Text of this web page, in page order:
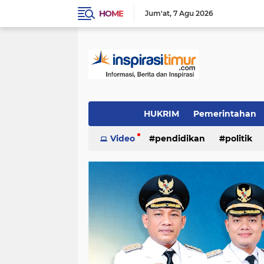
HOME Jum'at 7 Agu 2026
Indeks
HUKRIM
(1501)
Pemerintahan
(1324)
PENDIDIKAN POLITIK
(337) (244)
Daerah
(96)
OTOMOTIF
(89)
LIFE STYLE
Video pendidikan politik
video/foto